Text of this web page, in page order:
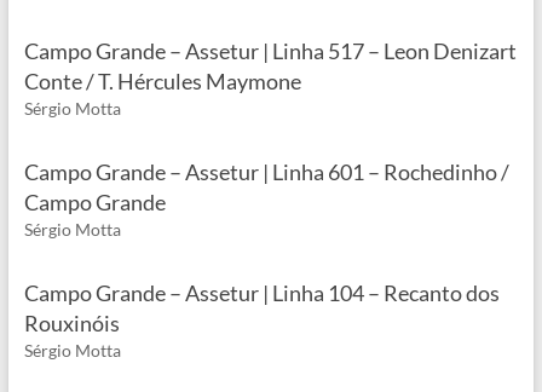
Campo Grande – Assetur | Linha 517 – Leon Denizart
Conte / T. Hércules Maymone
Sérgio Motta
Campo Grande – Assetur | Linha 601 – Rochedinho /
Campo Grande
Sérgio Motta
Campo Grande – Assetur | Linha 104 – Recanto dos
Rouxinóis
Sérgio Motta